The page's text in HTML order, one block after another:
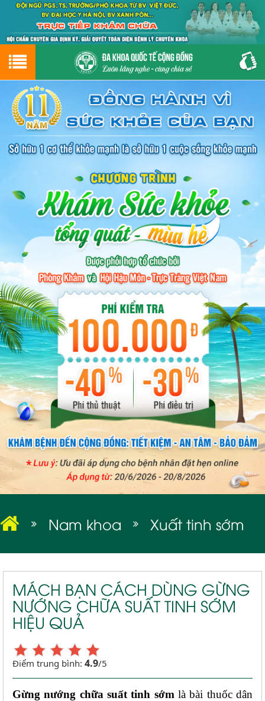
Hotline0243.9656.999tư vấn miễn phí
GIỚI THIỆU
GIỚI THIỆU VỀ PHÒNG KHÁM
CƠ SỞ VẬT CHẤT
ĐẶT HẸN LỊCH KHÁM
ĐƯỜNG TỚI PHÒNG KHÁM
PHỤ KHOA
BỆNH HẬU MÔN
BỆNH XÃ HỘI
Nam khoa Xuất tinh sớm
MÁCH BẠN CÁCH DÙNG GỪNG
NƯỚNG CHỮA SUẤT TINH SỚM
HIỆU QUẢ
Điểm trung bình: 4.9/5
Gừng nướng chữa suất tinh sớm là bài thuốc dân